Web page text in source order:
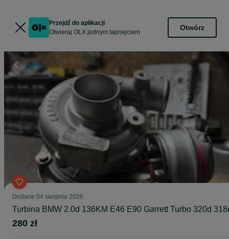
Przejdź do aplikacji
Otwieraj OLX jednym tapnięciem
Otwórz
Dodane 04 sierpnia 2026
Turbina BMW 2.0d 136KM E46 E90 Garrett Turbo 320d
280 zł